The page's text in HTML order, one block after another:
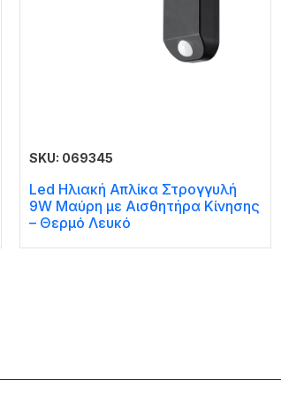
SKU: 069345
Led Ηλιακή Απλίκα Στρογγυλή
9W Μαύρη με Αισθητήρα Κίνησης
– Θερμό Λευκό